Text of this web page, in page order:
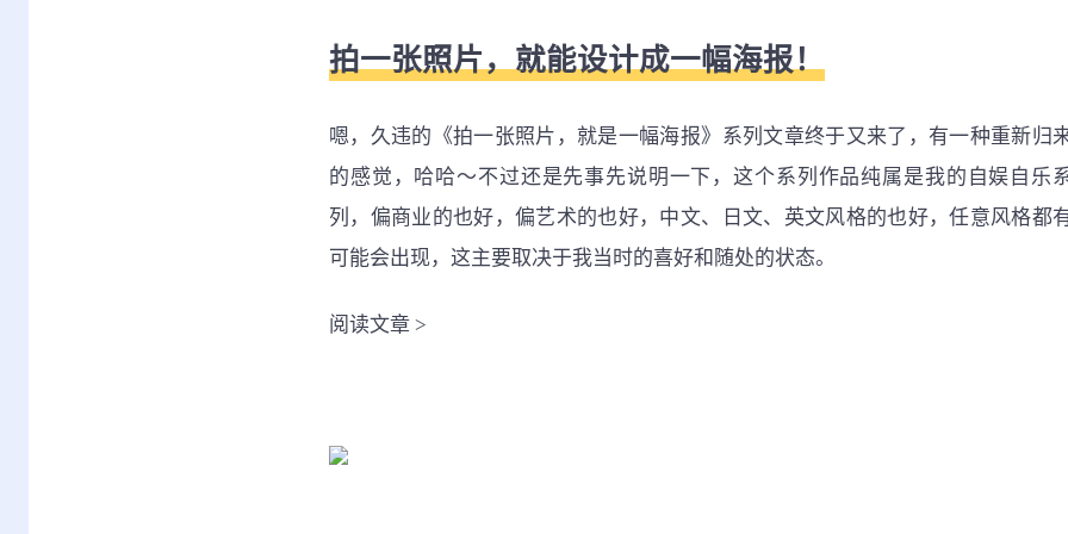
拍一张照片，就能设计成一幅海报！
嗯，久违的《拍一张照片，就是一幅海报》系列文章终于又来了，有一种重新归
的感觉，哈哈～不过还是先事先说明一下，这个系列作品纯属是我的自娱自乐
列，偏商业的也好，偏艺术的也好，中文、日文、英文风格的也好，任意风格都
可能会出现，这主要取决于我当时的喜好和随处的状态。
阅读文章 >